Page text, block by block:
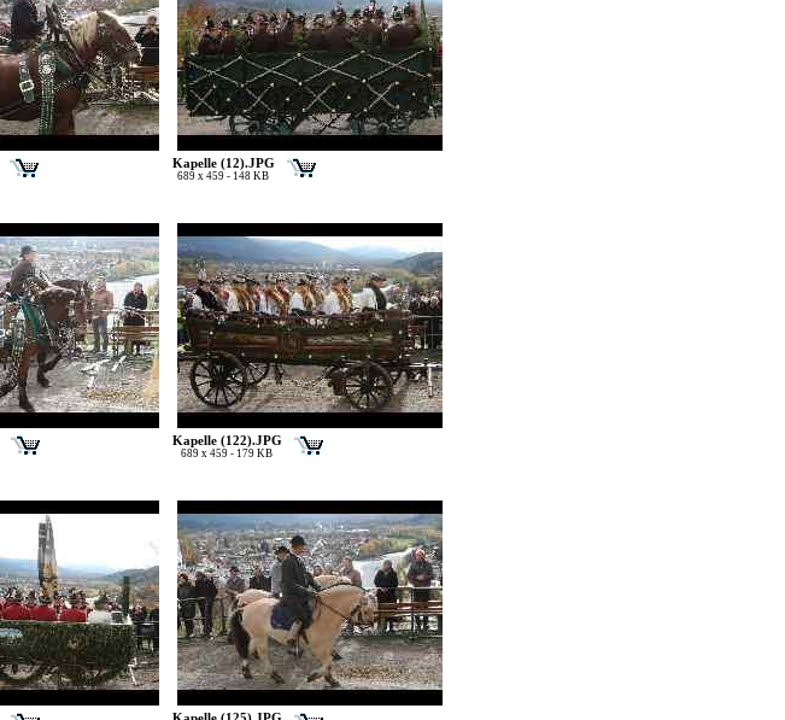
Kapelle (12).JPG
689 x 459 - 148 KB
Kapelle (122).JPG
689 x 459 - 179 KB